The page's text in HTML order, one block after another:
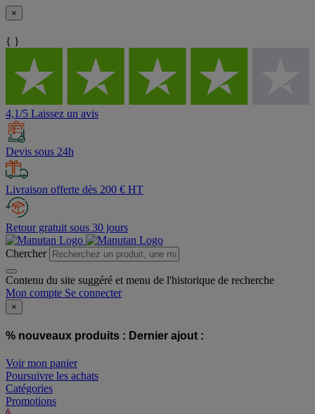
×
{ }
4,1/5 Laissez un avis
Devis sous 24h
Livraison offerte dès 200 € HT
Retour gratuit sous 30 jours
Chercher
Contenu du site suggéré et menu de l'historique de recherche
Mon compte Se connecter
×
% nouveaux produits : Dernier ajout :
Voir mon panier
Poursuivre les achats
Catégories
Promotions